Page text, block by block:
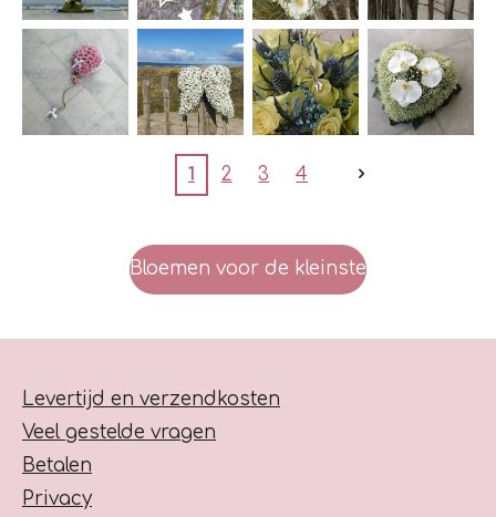
1 2 3 4
Bloemen voor de kleinste
Levertijd en verzendkosten
Veel gestelde vragen
Betalen
Privacy